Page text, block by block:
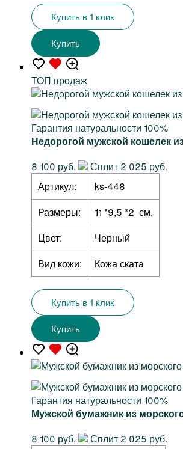
Купить в 1 клик
Купить
TOП продаж
Гарантия натуральности 100%
Недорогой мужской кошелек
8 100 руб.
Сплит 2 025 руб.
Артикул:
ks-448
Размеры:
11 *9,5 *2 см.
Цвет:
Черный
Вид кожи:
Кожа ската
Купить в 1 клик
Купить
Гарантия натуральности 100%
Мужской бумажник из
8 100 руб.
Сплит 2 025 руб.